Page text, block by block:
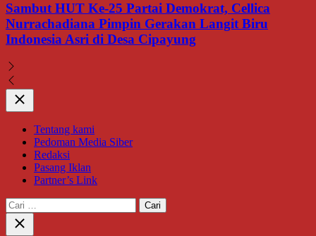
Sambut HUT Ke-25 Partai Demokrat, Cellica
Nurrachadiana Pimpin Gerakan Langit Biru
Indonesia Asri di Desa Cipayung
Close
Tentang kami
Pedoman Media Siber
Redaksi
Pasang Iklan
Partner’s Link
Cari
untuk:
Close
search